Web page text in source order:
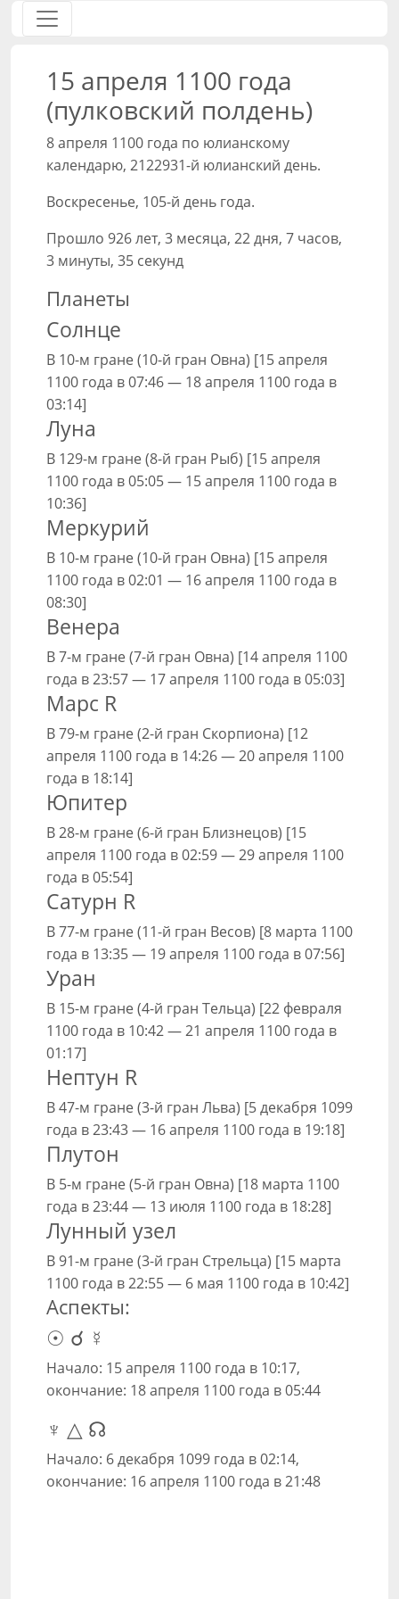
15 апреля 1100 года
(пулковский полдень)
8 апреля 1100 года по юлианскому
календарю, 2122931-й юлианский день.
Воскресенье, 105-й день года.
Прошло 926 лет, 3 месяца, 22 дня, 7 часов,
3 минуты, 35 секунд
Планеты
Солнце
В 10-м гране (10-й гран Овна) [15 апреля
1100 года в 07:46 — 18 апреля 1100 года в
03:14]
Луна
В 129-м гране (8-й гран Рыб) [15 апреля
1100 года в 05:05 — 15 апреля 1100 года в
10:36]
Меркурий
В 10-м гране (10-й гран Овна) [15 апреля
1100 года в 02:01 — 16 апреля 1100 года в
08:30]
Венера
В 7-м гране (7-й гран Овна) [14 апреля 1100
года в 23:57 — 17 апреля 1100 года в 05:03]
Марс R
В 79-м гране (2-й гран Скорпиона) [12
апреля 1100 года в 14:26 — 20 апреля 1100
года в 18:14]
Юпитер
В 28-м гране (6-й гран Близнецов) [15
апреля 1100 года в 02:59 — 29 апреля 1100
года в 05:54]
Сатурн R
В 77-м гране (11-й гран Весов) [8 марта 1100
года в 13:35 — 19 апреля 1100 года в 07:56]
Уран
В 15-м гране (4-й гран Тельца) [22 февраля
1100 года в 10:42 — 21 апреля 1100 года в
01:17]
Нептун R
В 47-м гране (3-й гран Льва) [5 декабря 1099
года в 23:43 — 16 апреля 1100 года в 19:18]
Плутон
В 5-м гране (5-й гран Овна) [18 марта 1100
года в 23:44 — 13 июля 1100 года в 18:28]
Лунный узел
В 91-м гране (3-й гран Стрельца) [15 марта
1100 года в 22:55 — 6 мая 1100 года в 10:42]
Аспекты:
☉ ☌ ☿
Начало: 15 апреля 1100 года в 10:17,
окончание: 18 апреля 1100 года в 05:44
♆ △ ☊
Начало: 6 декабря 1099 года в 02:14,
окончание: 16 апреля 1100 года в 21:48